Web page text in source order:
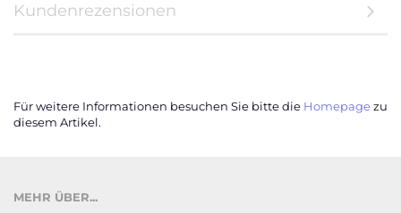
Kundenrezensionen
Für weitere Informationen besuchen Sie bitte die Homepagezu
diesem Artikel.
MEHR ÜBER...